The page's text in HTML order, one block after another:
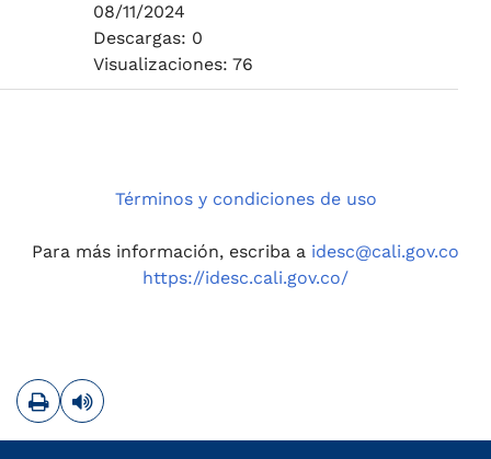
08/11/2024
Descargas: 0
Visualizaciones: 76
Términos y condiciones de uso
Para más información, escriba a idesc@cali.gov.co
https://idesc.cali.gov.co/
ImprimirLeer contenido